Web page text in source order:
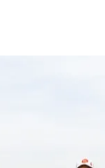
社區
業社
提供資